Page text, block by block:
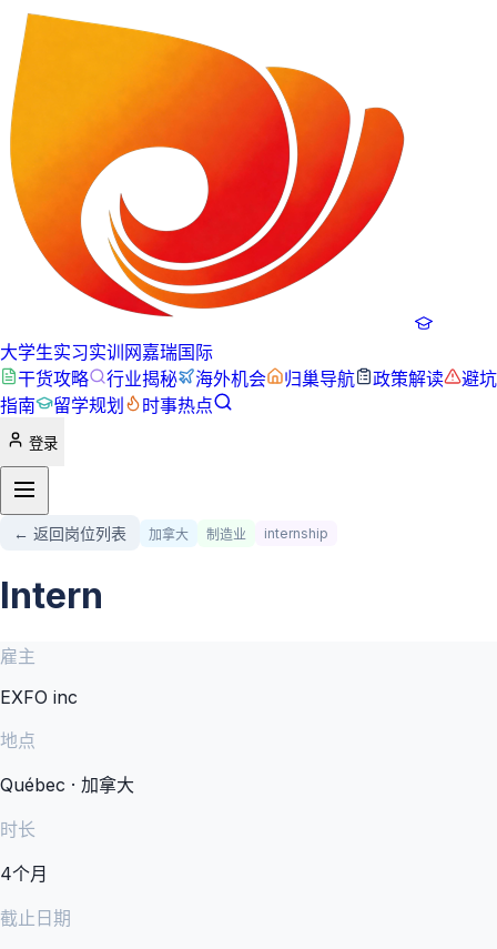
大学生实习实训网嘉瑞国际
干货攻略
行业揭秘 海外机会 归巢导航 政策解读
避坑
指南
留学规划 时事热点
登录
← 返回岗位列表 加拿大 制造业 internship
Intern
雇主
EXFO inc
地点
Québec · 加拿大
时长
4个月
截止日期